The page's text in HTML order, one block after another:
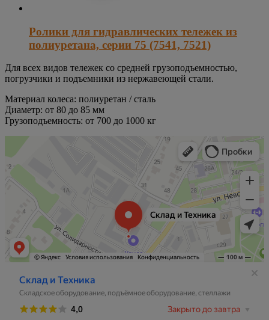
Ролики для гидравлических тележек из
полиуретана, серии 75 (7541, 7521)
Для всех видов тележек со средней грузоподъемностью,
погрузчики и подъемники из нержавеющей стали.
Материал колеса: полиуретан / сталь
Диаметр: от 80 до 85 мм
Грузоподъемность: от 700 до 1000 кг